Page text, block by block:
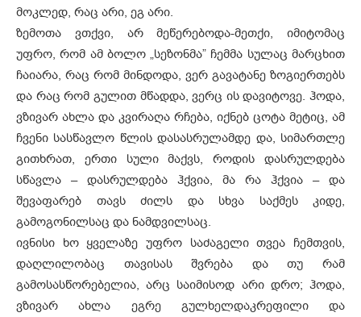
მოკლედ, რაც არი, ეგ არი.
ზემოთა ვთქვი, არ მეწერებოდა-მეთქი, იმიტომაც
უფრო, რომ ამ ბოლო „სეზონმა” ჩემმა სულაც მარცხით
ჩაიარა, რაც რომ მინდოდა, ვერ გავატანე ზოგიერთებს
და რაც რომ გულით მწადდა, ვერც ის დავიტოვე. ჰოდა,
ვზივარ ახლა და კვირაღა რჩება, იქნებ ცოტა მეტიც, ამ
ჩვენი სასწავლო წლის დასასრულამდე და, სიმართლე
გითხრათ, ერთი სული მაქვს, როდის დასრულდება
სწავლა – დასრულდება ჰქვია, მა რა ჰქვია – და
შევაფარებ თავს ძილს და სხვა საქმეს კიდე,
გამოგონილსაც და ნამდვილსაც.
ივნისი ხო ყველაზე უფრო საძაგელი თვეა ჩემთვის,
დაღლილობაც თავისას შვრება და თუ რამ
გამოსასწორებელია, არც საიმისოდ არი დრო; ჰოდა,
ვზივარ ახლა ეგრე გულხელდაკრეფილი და